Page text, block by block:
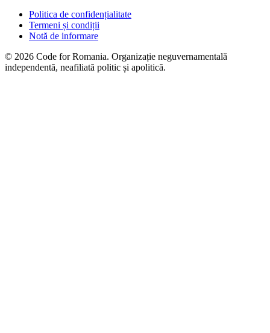
Politica de confidențialitate
Termeni și condiții
Notă de informare
© 2026 Code for Romania. Organizație neguvernamentală
independentă, neafiliată politic și apolitică.